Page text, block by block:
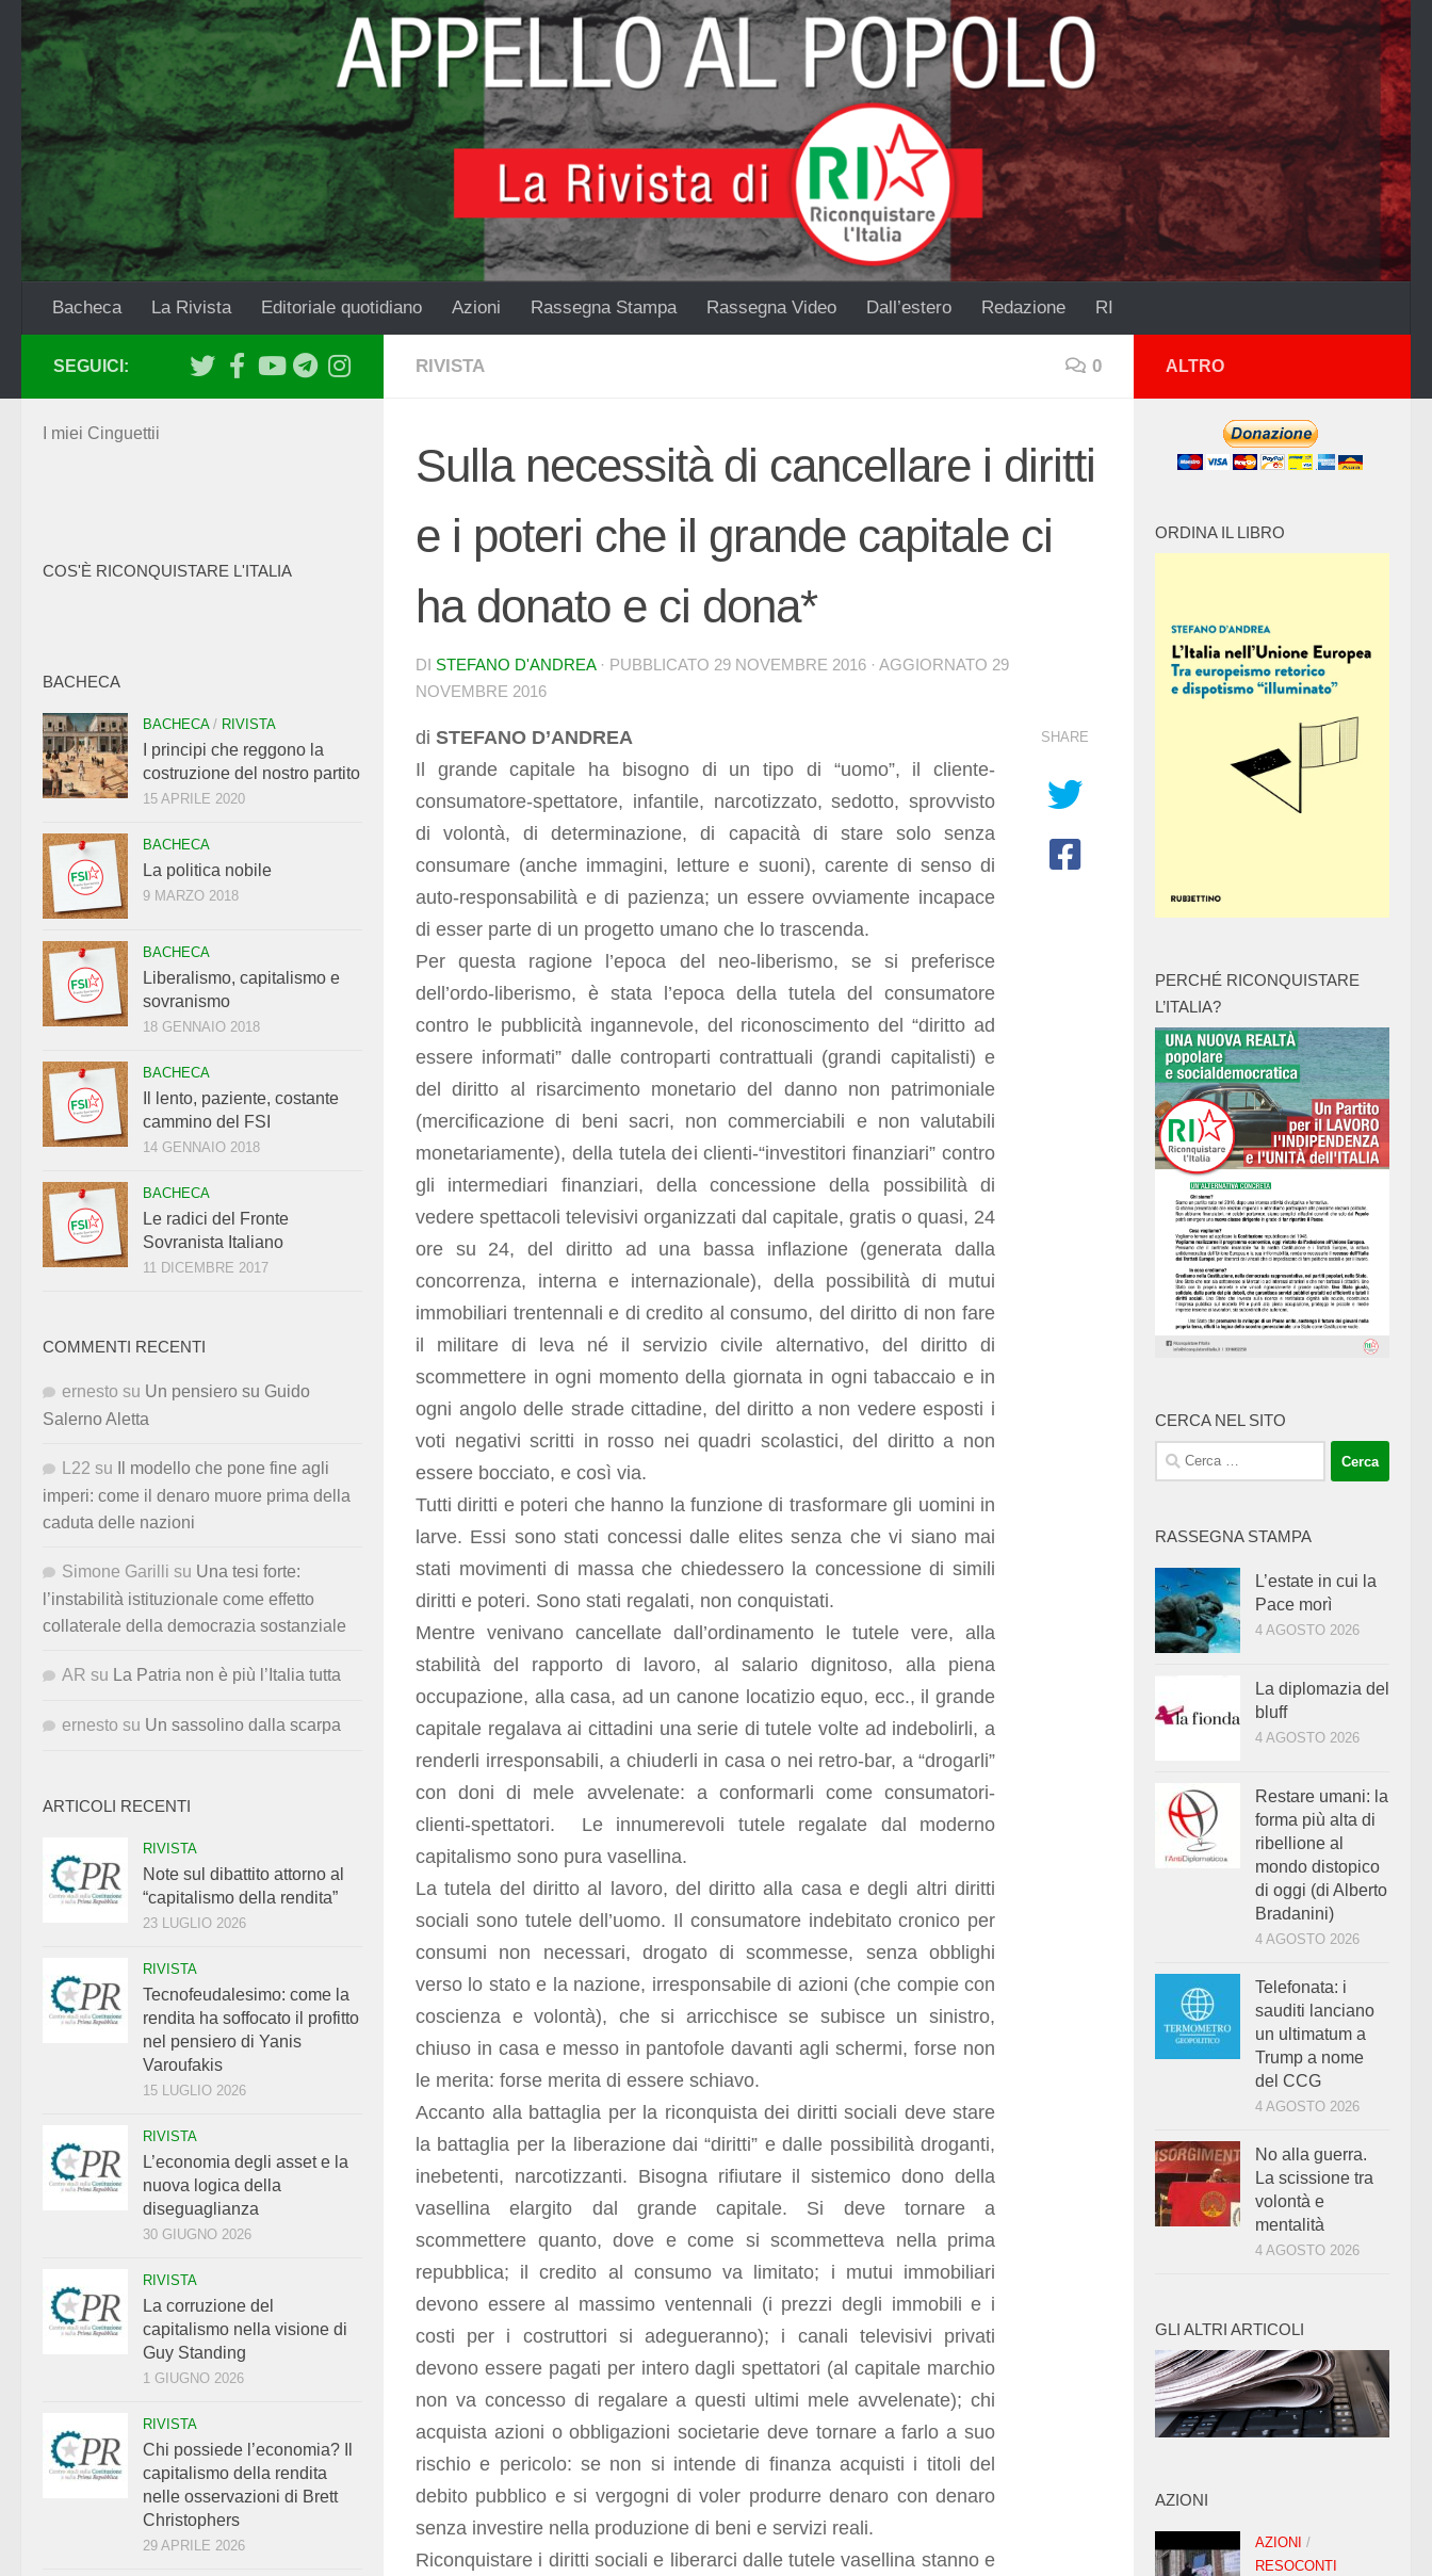
Salta al contenuto
Bacheca La Rivista Editoriale quotidiano Azioni Rassegna Stampa Rassegna Video Dall’estero Redazione RI
RIVISTA 0
Sulla necessità di cancellare i diritti
e i poteri che il grande capitale ci
ha donato e ci dona*
DI STEFANO D'ANDREA · PUBBLICATO 29 NOVEMBRE 2016 · AGGIORNATO 29
NOVEMBRE 2016
di STEFANO D’ANDREA
Il grande capitale ha bisogno di un tipo di “uomo”, il cliente-
consumatore-spettatore, infantile, narcotizzato, sedotto, sprovvisto
di volontà, di determinazione, di capacità di stare solo senza
consumare (anche immagini, letture e suoni), carente di senso di
auto-responsabilità e di pazienza; un essere ovviamente incapace
di esser parte di un progetto umano che lo trascenda.
Per questa ragione l’epoca del neo-liberismo, se si preferisce
dell’ordo-liberismo, è stata l’epoca della tutela del consumatore
contro le pubblicità ingannevole, del riconoscimento del “diritto ad
essere informati” dalle controparti contrattuali (grandi capitalisti) e
del diritto al risarcimento monetario del danno non patrimoniale
(mercificazione di beni sacri, non commerciabili e non valutabili
monetariamente), della tutela dei clienti-“investitori finanziari” contro
gli intermediari finanziari, della concessione della possibilità di
vedere spettacoli televisivi organizzati dal capitale, gratis o quasi, 24
ore su 24, del diritto ad una bassa inflazione (generata dalla
concorrenza, interna e internazionale), della possibilità di mutui
immobiliari trentennali e di credito al consumo, del diritto di non fare
il militare di leva né il servizio civile alternativo, del diritto di
scommettere in ogni momento della giornata in ogni tabaccaio e in
ogni angolo delle strade cittadine, del diritto a non vedere esposti i
voti negativi scritti in rosso nei quadri scolastici, del diritto a non
essere bocciato, e così via.
Tutti diritti e poteri che hanno la funzione di trasformare gli uomini in
larve. Essi sono stati concessi dalle elites senza che vi siano mai
stati movimenti di massa che chiedessero la concessione di simili
diritti e poteri. Sono stati regalati, non conquistati.
Mentre venivano cancellate dall’ordinamento le tutele vere, alla
stabilità del rapporto di lavoro, al salario dignitoso, alla piena
occupazione, alla casa, ad un canone locatizio equo, ecc., il grande
capitale regalava ai cittadini una serie di tutele volte ad indebolirli, a
renderli irresponsabili, a chiuderli in casa o nei retro-bar, a “drogarli”
con doni di mele avvelenate: a conformarli come consumatori-
clienti-spettatori. Le innumerevoli tutele regalate dal moderno
capitalismo sono pura vasellina.
La tutela del diritto al lavoro, del diritto alla casa e degli altri diritti
sociali sono tutele dell’uomo. Il consumatore indebitato cronico per
consumi non necessari, drogato di scommesse, senza obblighi
verso lo stato e la nazione, irresponsabile di azioni (che compie con
coscienza e volontà), che si arricchisce se subisce un sinistro,
chiuso in casa e messo in pantofole davanti agli schermi, forse non
le merita: forse merita di essere schiavo.
Accanto alla battaglia per la riconquista dei diritti sociali deve stare
la battaglia per la liberazione dai “diritti” e dalle possibilità droganti,
inebetenti, narcotizzanti. Bisogna rifiutare il sistemico dono della
vasellina elargito dal grande capitale. Si deve tornare a
scommettere quanto, dove e come si scommetteva nella prima
repubblica; il credito al consumo va limitato; i mutui immobiliari
devono essere al massimo ventennali (i prezzi degli immobili e i
costi per i costruttori si adegueranno); i canali televisivi privati
devono essere pagati per intero dagli spettatori (al capitale marchio
non va concesso di regalare a questi ultimi mele avvelenate); chi
acquista azioni o obbligazioni societarie deve tornare a farlo a suo
rischio e pericolo: se non si intende di finanza acquisti i titoli del
debito pubblico e si vergogni di voler produrre denaro con denaro
senza investire nella produzione di beni e servizi reali.
Riconquistare i diritti sociali e liberarci dalle tutele vasellina stanno e
SHARE
SEGUICI:
I miei Cinguettii
COS'È RICONQUISTARE L'ITALIA
BACHECA
BACHECA/ RIVISTA
I principi che reggono la
costruzione del nostro partito
15 APRILE 2020
BACHECA
La politica nobile
9 MARZO 2018
BACHECA
Liberalismo, capitalismo e
sovranismo
18 GENNAIO 2018
BACHECA
Il lento, paziente, costante
cammino del FSI
14 GENNAIO 2018
BACHECA
Le radici del Fronte
Sovranista Italiano
11 DICEMBRE 2017
COMMENTI RECENTI
ernesto su Un pensiero su Guido
Salerno Aletta
L22 su
Il modello che pone fine agli
imperi: come il denaro muore prima della
caduta delle nazioni
Simone Garilli su Una tesi forte:
l’instabilità istituzionale come effetto
collaterale della democrazia sostanziale
AR su La Patria non è più l’Italia tutta
ernesto su Un sassolino dalla scarpa
ARTICOLI RECENTI
RIVISTA
Note sul dibattito attorno al
“capitalismo della rendita”
23 LUGLIO 2026
RIVISTA
Tecnofeudalesimo: come la
rendita ha soffocato il profitto
nel pensiero di Yanis
Varoufakis
15 LUGLIO 2026
RIVISTA
L’economia degli asset e la
nuova logica della
diseguaglianza
30 GIUGNO 2026
RIVISTA
La corruzione del
capitalismo nella visione di
Guy Standing
1 GIUGNO 2026
RIVISTA
Chi possiede l’economia? Il
capitalismo della rendita
nelle osservazioni di Brett
Christophers
29 APRILE 2026
ALTRO
ORDINA IL LIBRO
PERCHÉ RICONQUISTARE
L’ITALIA?
CERCA NEL SITO
Ricerca
per:
RASSEGNA STAMPA
L’estate in cui la
Pace morì
4 AGOSTO 2026
La diplomazia del
bluff
4 AGOSTO 2026
Restare umani: la
forma più alta di
ribellione al
mondo distopico
di oggi (di Alberto
Bradanini)
4 AGOSTO 2026
Telefonata: i
sauditi lanciano
un ultimatum a
Trump a nome
del CCG
4 AGOSTO 2026
No alla guerra.
La scissione tra
volontà e
mentalità
4 AGOSTO 2026
GLI ALTRI ARTICOLI
AZIONI
AZIONI /
RESOCONTI